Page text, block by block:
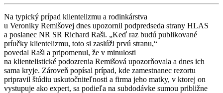
Na typický prípad klientelizmu a rodinkárstva
u Veroniky Remišovej dnes upozornil podpredseda strany HLAS
a poslanec NR SR Richard Raši. „Keď raz budú publikované
príučky klientelizmu, toto si zaslúži prvú stranu,“
povedal Raši a pripomenul, že v minulosti
na klientelistické podozrenia Remišová upozorňovala a dnes ich
sama kryje. Zároveň popísal prípad, kde zamestnanec rezortu
pripravil štúdiu uskutočniteľnosti a firma jeho matky, v ktorej on
vystupuje ako expert, sa podieľa na subdodávke sumou približne